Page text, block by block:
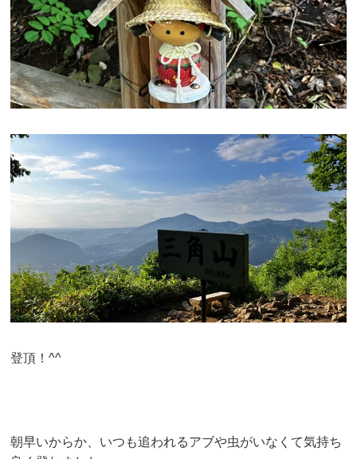
登頂！^^
朝早いからか、いつも追われるアブや虫がいなくて気持ち